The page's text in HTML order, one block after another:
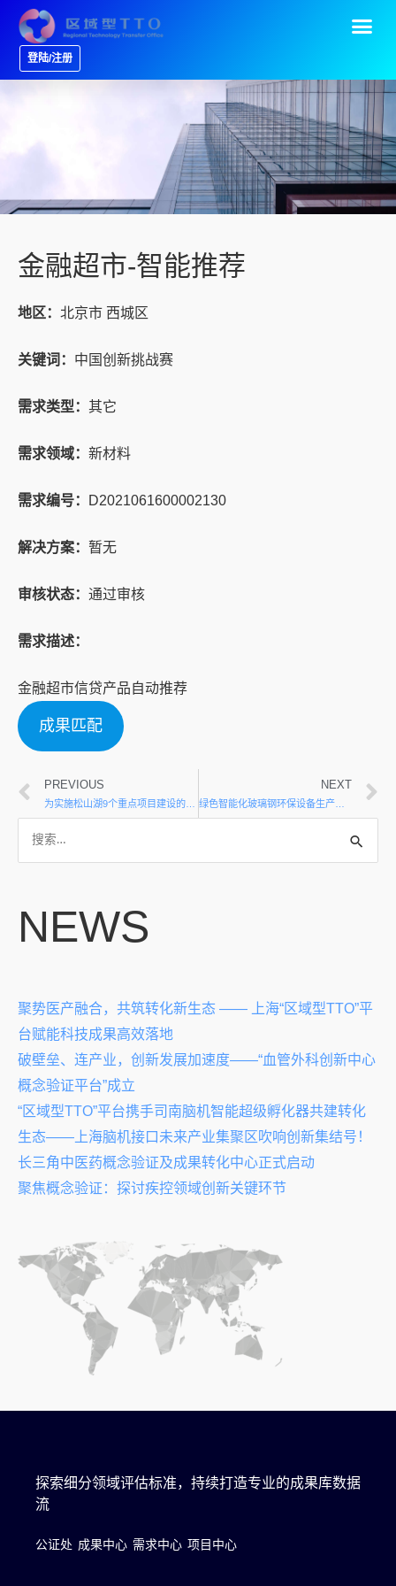
登陆/注册
金融超市-智能推荐
地区： 北京市 西城区
关键词： 中国创新挑战赛
需求类型： 其它
需求领域： 新材料
需求编号： D2021061600002130
解决方案： 暂无
审核状态： 通过审核
需求描述：
金融超市信贷产品自动推荐
成果匹配
PREVIOUS NEXT
绿色智能化玻璃钢环保设备生产线制造项目相关需求
NEWS
聚势医产融合，共筑转化新生态 —— 上海“区域型TTO”平
台赋能科技成果高效落地
破壁垒、连产业，创新发展加速度——“血管外科创新中心
概念验证平台”成立
“区域型TTO”平台携手司南脑机智能超级孵化器共建转化
生态——上海脑机接口未来产业集聚区吹响创新集结号！
长三角中医药概念验证及成果转化中心正式启动
聚焦概念验证：探讨疾控领域创新关键环节
探索细分领域评估标准，持续打造专业的成果库数据
流
公证处 成果中心 需求中心 项目中心